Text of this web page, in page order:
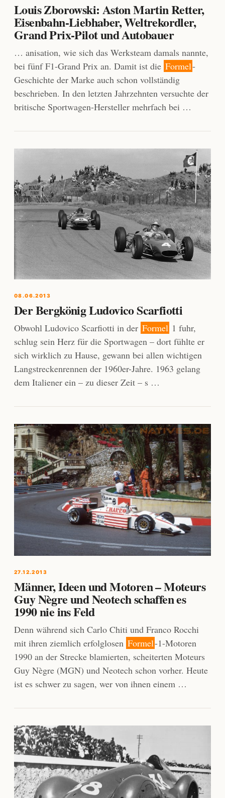
Louis Zborowski: Aston Martin Retter,
Eisenbahn-Liebhaber, Weltrekordler,
Grand Prix-Pilot und Autobauer
… anisation, wie sich das Werksteam damals nannte,
bei fünf F1-Grand Prix an. Damit ist die Formel-
Geschichte der Marke auch schon vollständig
beschrieben. In den letzten Jahrzehnten versuchte der
britische Sportwagen-Hersteller mehrfach bei …
08.06.2013
Der Bergkönig Ludovico Scarfiotti
Obwohl Ludovico Scarfiotti in der Formel 1 fuhr,
schlug sein Herz für die Sportwagen – dort fühlte er
sich wirklich zu Hause, gewann bei allen wichtigen
Langstreckenrennen der 1960er-Jahre. 1963 gelang
dem Italiener ein – zu dieser Zeit – s …
27.12.2013
Männer, Ideen und Motoren – Moteurs
Guy Nègre und Neotech schaffen es
1990 nie ins Feld
Denn während sich Carlo Chiti und Franco Rocchi
mit ihren ziemlich erfolglosen Formel-1-Motoren
1990 an der Strecke blamierten, scheiterten Moteurs
Guy Nègre (MGN) und Neotech schon vorher. Heute
ist es schwer zu sagen, wer von ihnen einem …